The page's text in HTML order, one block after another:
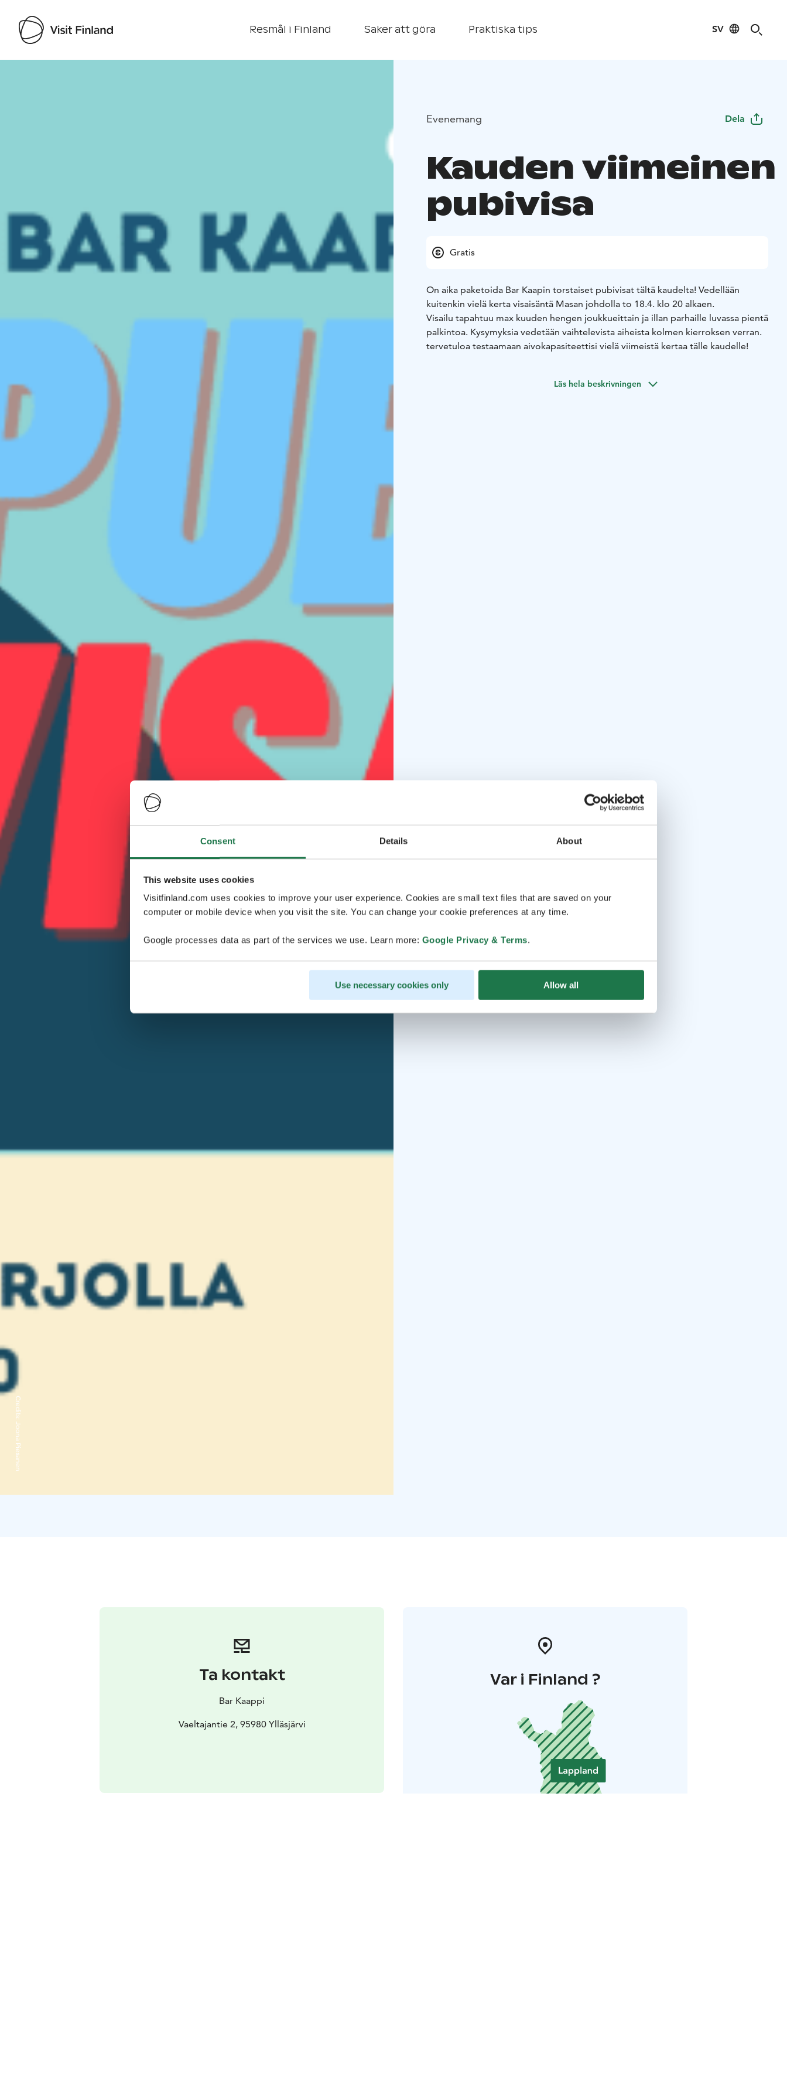
Consent Details About
This website uses cookies
Visitfinland.com uses cookies to improve your user experience. Cookies are small text files that are saved on your
computer or mobile device when you visit the site. You can change your cookie preferences at any time.
Google processes data as part of the services we use. Learn more: Google Privacy & Terms.
Use necessary cookies only Allow all
Resmål i Finland Saker att göra Praktiska tips SV
Credits:
Joona Piesanen
Evenemang Dela
Kauden viimeinen
pubivisa
Gratis
On aika paketoida Bar Kaapin torstaiset pubivisat tältä kaudelta! Vedellään
kuitenkin vielä kerta visaisäntä Masan johdolla to 18.4. klo 20 alkaen.
Visailu tapahtuu max kuuden hengen joukkueittain ja illan parhaille luvassa pientä
palkintoa. Kysymyksia vedetään vaihtelevista aiheista kolmen kierroksen verran.
tervetuloa testaamaan aivokapasiteettisi vielä viimeistä kertaa tälle kaudelle!
Läs hela beskrivningen
Ta kontakt
Bar Kaappi
Vaeltajantie 2, 95980 Ylläsjärvi
Var i Finland ?